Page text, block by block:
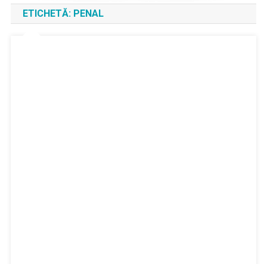
ETICHETĂ: PENAL